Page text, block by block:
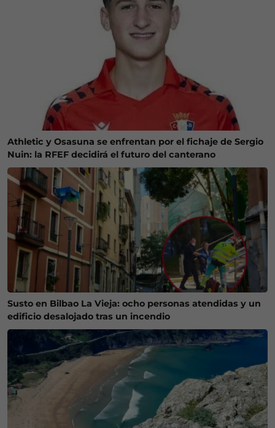
Athletic y Osasuna se enfrentan por el fichaje de Sergio
Nuin: la RFEF decidirá el futuro del canterano
Susto en Bilbao La Vieja: ocho personas atendidas y un
edificio desalojado tras un incendio